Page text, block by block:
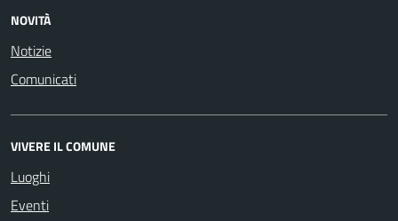
NOVITÀ
Notizie
Comunicati
VIVERE IL COMUNE
Luoghi
Eventi